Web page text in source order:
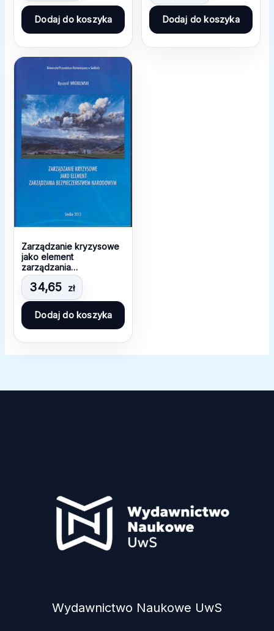
Dodaj do koszyka Dodaj do koszyka
Zarządzanie kryzysowe
jako element
zarządzania
bezpieczeństwem
narodowym
34,65 zł
Dodaj do koszyka
Wydawnictwo Naukowe UwS